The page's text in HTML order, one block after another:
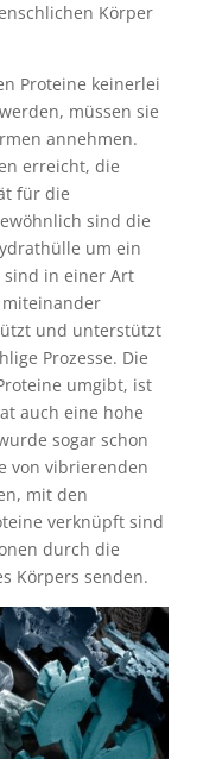
Körper
Proteine keinerlei
müssen sie
annehmen.
erreicht, die
für die
sind die
um ein
sind in einer Art
und unterstützt
Prozesse. Die
umgibt, ist
auch eine hohe
sogar schon
von vibrierenden
mit den
verknüpft sind
durch die
Körpers senden.